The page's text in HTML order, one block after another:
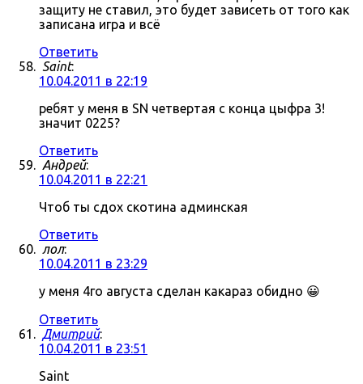
защиту не ставил, это будет зависеть от того как
записана игра и всё
Ответить
Saint:
10.04.2011 в 22:19
ребят у меня в SN четвертая с конца цыфра 3!
значит 0225?
Ответить
Андрей:
10.04.2011 в 22:21
Чтоб ты сдох скотина админская
Ответить
лол:
10.04.2011 в 23:29
у меня 4го августа сделан какараз обидно 😀
Ответить
Дмитрий:
10.04.2011 в 23:51
Saint